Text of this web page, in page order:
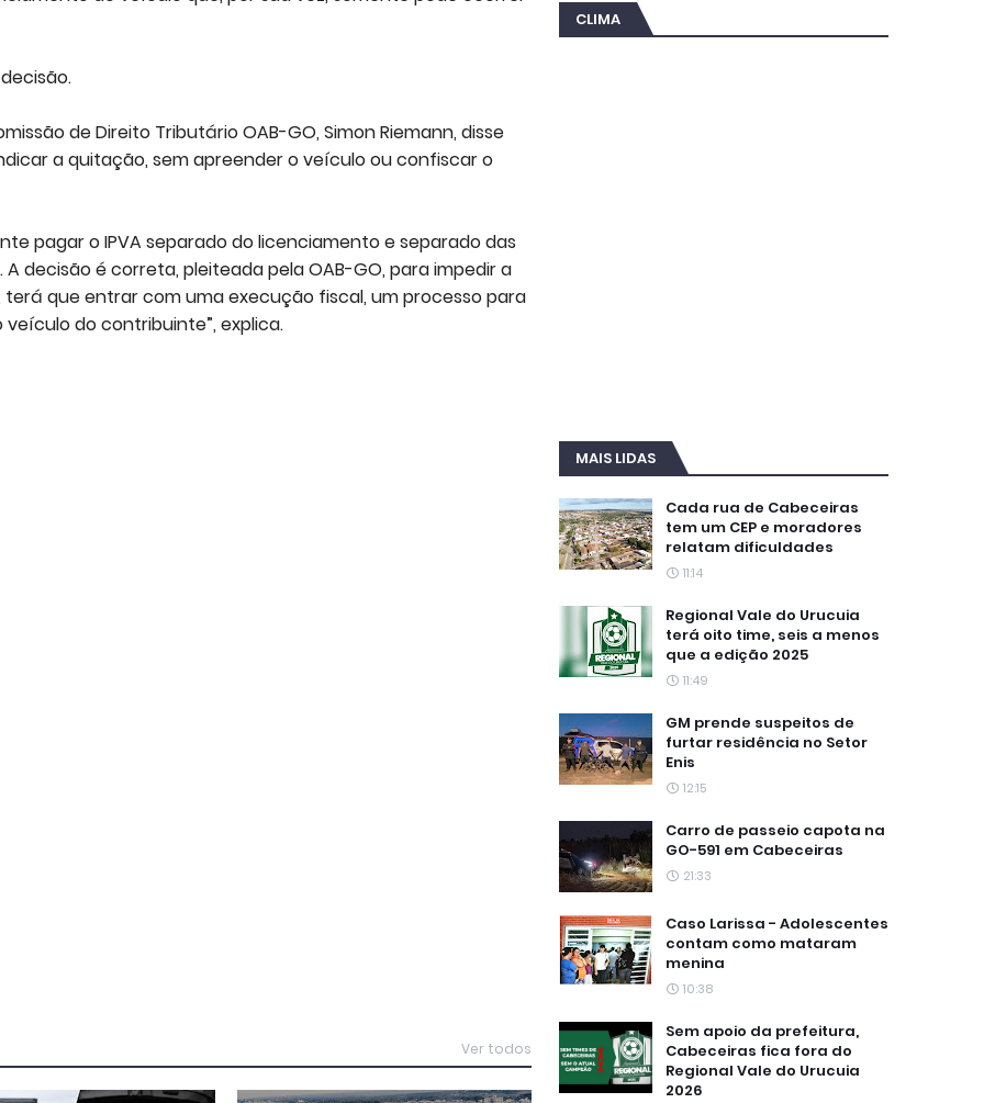
de Direito Tributário OAB-GO, Simon Riemann, disse
a quitação, sem apreender o veículo ou confiscar o
pagar o IPVA separado do licenciamento e separado das
decisão é correta, pleiteada pela OAB-GO, para impedir a
terá que entrar com uma execução fiscal, um processo para
do contribuinte”, explica.
Ver todos
CLIMA
MAIS LIDAS
Cada rua de Cabeceiras
tem um CEP e moradores
relatam dificuldades
11:14
Regional Vale do Urucuia
terá oito time, seis a menos
que a edição 2025
11:49
GM prende suspeitos de
furtar residência no Setor
Enis
12:15
Carro de passeio capota na
GO-591 em Cabeceiras
21:33
Caso Larissa - Adolescentes
contam como mataram
menina
10:38
Sem apoio da prefeitura,
Cabeceiras fica fora do
Regional Vale do Urucuia
2026